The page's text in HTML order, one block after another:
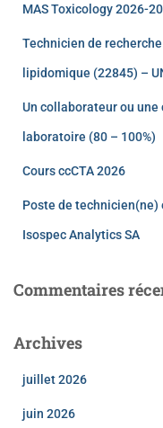
MAS Toxicology 2026-
Technicien de
lipidomique (22845) –
Un collaborateur ou
laboratoire (80 – 100%)
Cours ccCTA 2026
Poste de technicien(ne)
Isospec Analytics SA
Commentaires
Archives
juillet 2026
juin 2026